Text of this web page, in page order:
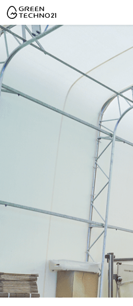
GREEN TECHNO21